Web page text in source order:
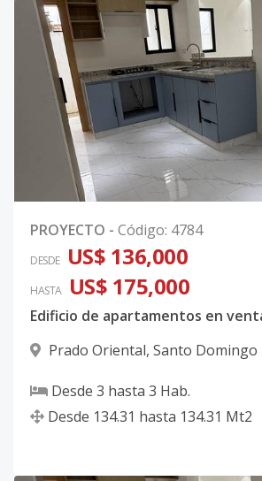
PROYECTO - Código: 4784
DESDE US$ 136,000
HASTA US$ 175,000
Prado Oriental, Santo Domingo
Desde 3 hasta 3 Hab.
Desde 134.31 hasta 134.31 Mt2